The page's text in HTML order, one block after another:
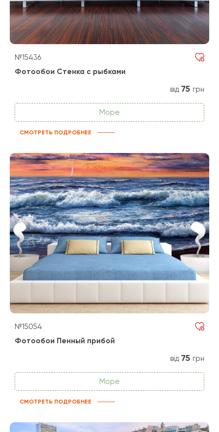
№15436
Фотообои Стенка с рыбками
від 75 грн
Море
СМОТРЕТЬ ПОДРОБНЕЕ
№15054
Фотообои Пенный прибой
від 75 грн
Море
СМОТРЕТЬ ПОДРОБНЕЕ